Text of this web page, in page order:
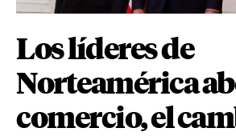
Los líderes de
Norteamérica
comercio, el